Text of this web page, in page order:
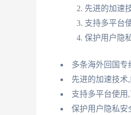
先进的加速
支持多平台
保护用户隐
多条海外回国专
先进的加速技术
支持多平台使用
保护用户隐私安